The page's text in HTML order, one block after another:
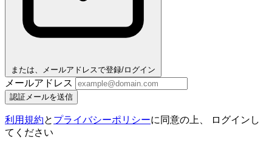
または、メールアドレスで登録/ログイン
メールアドレス
認証メールを送信
利用規約と プライバシーポリシーに同意の上、 ログインし
てください